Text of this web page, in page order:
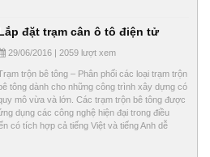
đặt trạm cân ô tô điện tử
29/06/2016 | 2059 lượt xem
trộn bê tông – Phân phối các loại trạm trộn
tông dành cho những công trình xây dựng có
mô vừa và lớn. Các trạm trộn bê tông được
dụng các công nghệ hiện đại trong điều
có tích hợp cả tiếng Việt và tiếng Anh dễ